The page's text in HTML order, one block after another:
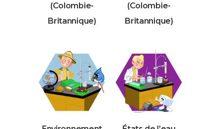
(Colombie-
Britannique)
(Colombie-
Britannique)